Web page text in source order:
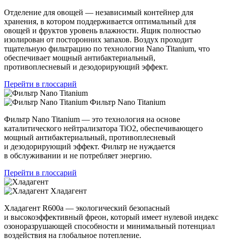
Отделение для овощей — независимый контейнер для
хранения, в котором поддерживается оптимальный для
овощей и фруктов уровень влажности. Ящик полностью
изолирован от посторонних запахов. Воздух проходит
тщательную фильтрацию по технологии Nano Titanium, что
обеспечивает мощный антибактериальный,
противоплесневый и дезодорирующий эффект.
Перейти в глоссарий
Фильтр Nano Titanium
Фильтр Nano Titanium — это технология на основе
каталитического нейтрализатора TiO2, обеспечивающего
мощный антибактериальный, противоплесневый
и дезодорирующий эффект. Фильтр не нуждается
в обслуживании и не потребляет энергию.
Перейти в глоссарий
Хладагент
Хладагент R600a — экологический безопасный
и высокоэффективный фреон, который имеет нулевой индекс
озоноразрушающей способности и минимальный потенциал
воздействия на глобальное потепление.